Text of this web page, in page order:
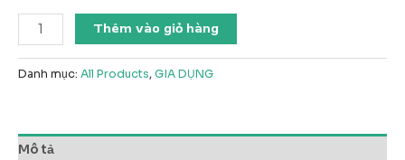
Thước
kẻ
dẻo
Plex
30cm
Thêm vào giỏ hàng
Danh mục: All Products,GIA DỤNG
Mô tả